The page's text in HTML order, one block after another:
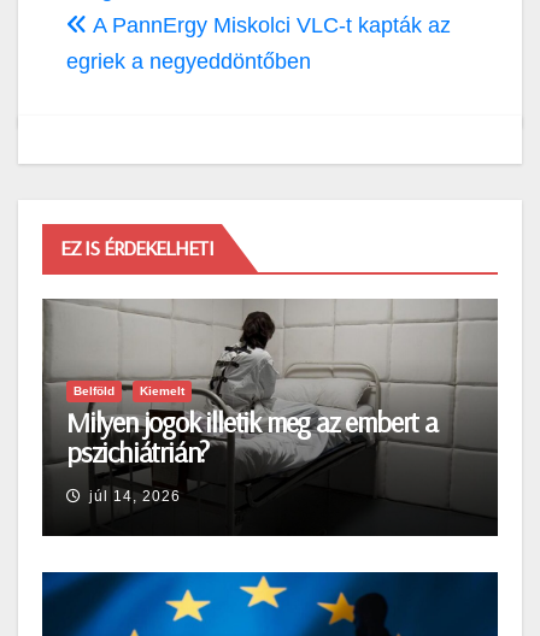
A PannErgy Miskolci VLC-t kapták az
egriek a negyeddöntőben
EZ IS ÉRDEKELHETI
Belföld Kiemelt
Milyen jogok illetik meg az embert a
pszichiátrián?
júl 14, 2026